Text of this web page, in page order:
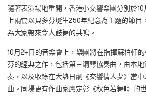
隨著表演場地重開，香港小交響樂團分別於
上兩套以貝多芬誕生250年紀念為主題的節目
為大家帶來令人鼓舞的共鳴。
10月24日的音樂會上，樂團將在指揮蘇柏軒
芬的經典之作，包括第三鋼琴協奏曲，由本
奏，以及收錄在大熱日劇《交響情人夢》當
曲。同場更有作曲家盧定彰《秋色若舞II》的